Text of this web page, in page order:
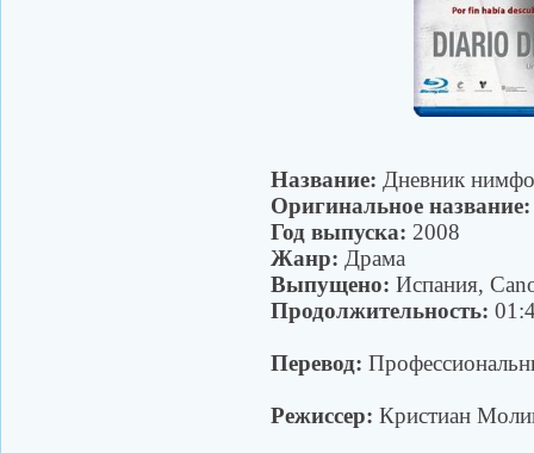
Название: Дневник
Оригинальное
Год выпуска: 2008
Жанр: Драма
Выпущено: Испания,
Продолжительность:
Перевод:
Режиссер: Кристиан